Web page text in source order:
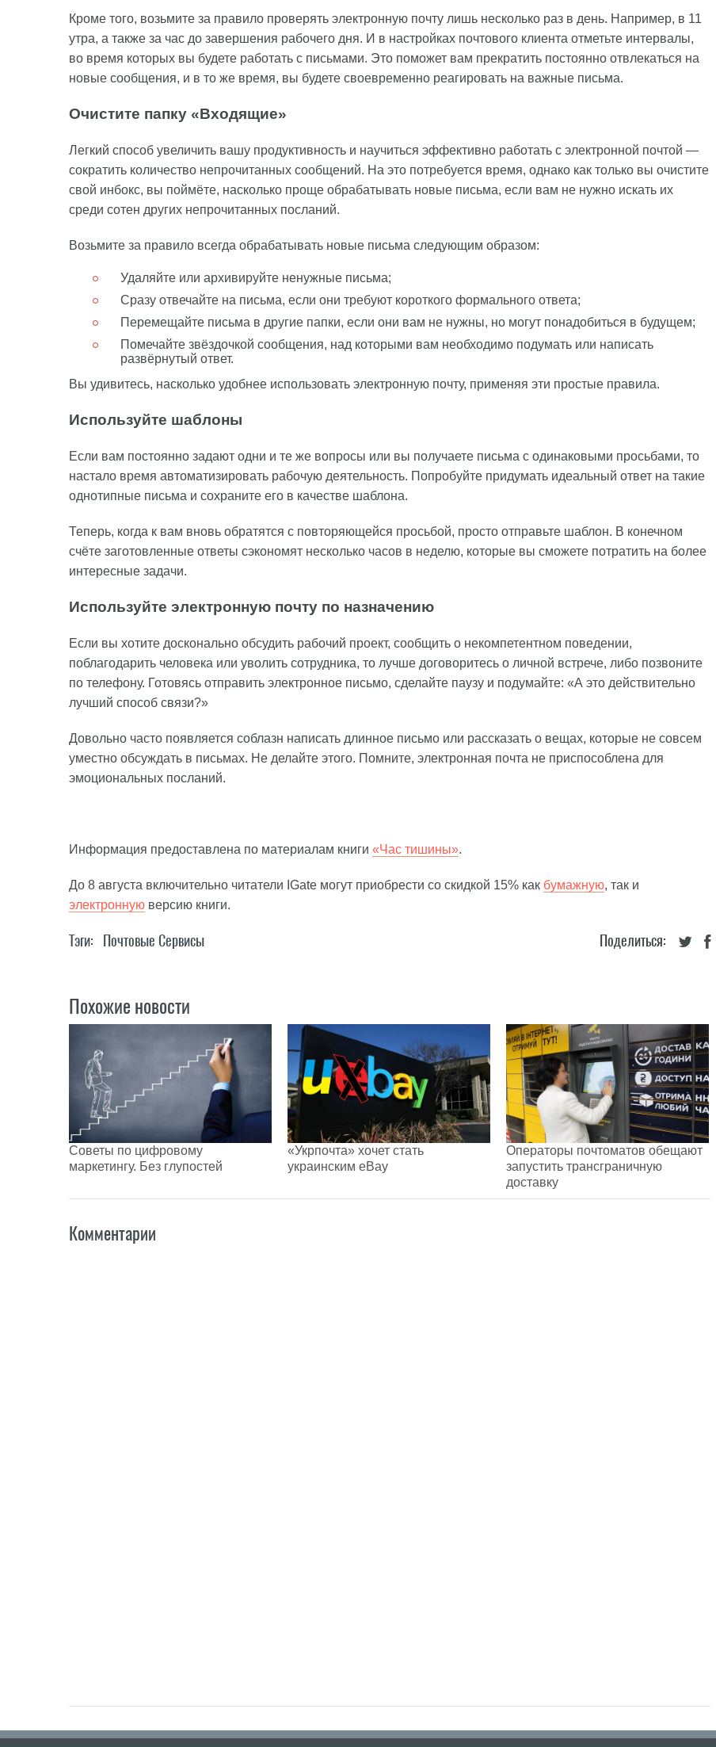
Кроме того, возьмите за правило проверять электронную почту лишь несколько раз в день. Например, в 11
утра, а также за час до завершения рабочего дня. И в настройках почтового клиента отметьте интервалы,
во время которых вы будете работать с письмами. Это поможет вам прекратить постоянно отвлекаться на
новые сообщения, и в то же время, вы будете своевременно реагировать на важные письма.
Очистите папку «Входящие»
Легкий способ увеличить вашу продуктивность и научиться эффективно работать с электронной почтой —
сократить количество непрочитанных сообщений. На это потребуется время, однако как только вы очистите
свой инбокс, вы поймёте, насколько проще обрабатывать новые письма, если вам не нужно искать их
среди сотен других непрочитанных посланий.
Возьмите за правило всегда обрабатывать новые письма следующим образом:
Удаляйте или архивируйте ненужные письма;
Сразу отвечайте на письма, если они требуют короткого формального ответа;
Перемещайте письма в другие папки, если они вам не нужны, но могут понадобиться в будущем;
Помечайте звёздочкой сообщения, над которыми вам необходимо подумать или написать
развёрнутый ответ.
Вы удивитесь, насколько удобнее использовать электронную почту, применяя эти простые правила.
Используйте шаблоны
Если вам постоянно задают одни и те же вопросы или вы получаете письма с одинаковыми просьбами, то
настало время автоматизировать рабочую деятельность. Попробуйте придумать идеальный ответ на такие
однотипные письма и сохраните его в качестве шаблона.
Теперь, когда к вам вновь обратятся с повторяющейся просьбой, просто отправьте шаблон. В конечном
счёте заготовленные ответы сэкономят несколько часов в неделю, которые вы сможете потратить на более
интересные задачи.
Используйте электронную почту по назначению
Если вы хотите досконально обсудить рабочий проект, сообщить о некомпетентном поведении,
поблагодарить человека или уволить сотрудника, то лучше договоритесь о личной встрече, либо позвоните
по телефону. Готовясь отправить электронное письмо, сделайте паузу и подумайте: «А это действительно
лучший способ связи?»
Довольно часто появляется соблазн написать длинное письмо или рассказать о вещах, которые не совсем
уместно обсуждать в письмах. Не делайте этого. Помните, электронная почта не приспособлена для
эмоциональных посланий.
Информация предоставлена по материалам книги «Час тишины».
До 8 августа включительно читатели IGate могут приобрести со скидкой 15% как бумажную, так и
электронную версию книги.
Поделиться:
Тэги: Почтовые Сервисы
Похожие новости
Советы по цифровому
маркетингу. Без глупостей
«Укрпочта» хочет стать
украинским eBay
Операторы почтоматов обещают
запустить трансграничную
доставку
Комментарии